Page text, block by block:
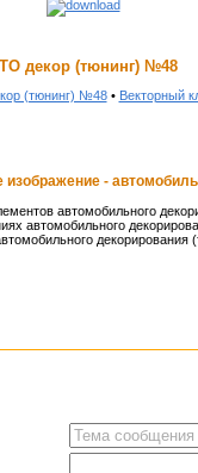
декор (тюнинг) №48
(тюнинг) №48• Векторный
изображение -
автомобильного
автомобильного
декорирования